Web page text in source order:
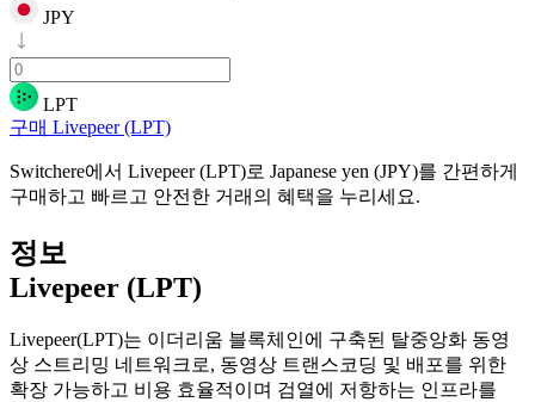
JPY
LPT
구매 Livepeer (LPT)
Switchere에서 Livepeer (LPT)로 Japanese yen (JPY)를 간편하게
구매하고 빠르고 안전한 거래의 혜택을 누리세요.
정보
Livepeer (LPT)
Livepeer(LPT)는 이더리움 블록체인에 구축된 탈중앙화 동영
상 스트리밍 네트워크로, 동영상 트랜스코딩 및 배포를 위한
확장 가능하고 비용 효율적이며 검열에 저항하는 인프라를